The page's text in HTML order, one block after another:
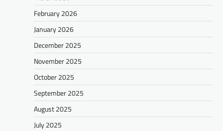
February 2026
January 2026
December 2025
November 2025
October 2025
September 2025
August 2025
July 2025